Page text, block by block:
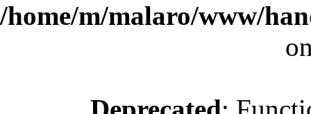
/home/m/malaro/www/